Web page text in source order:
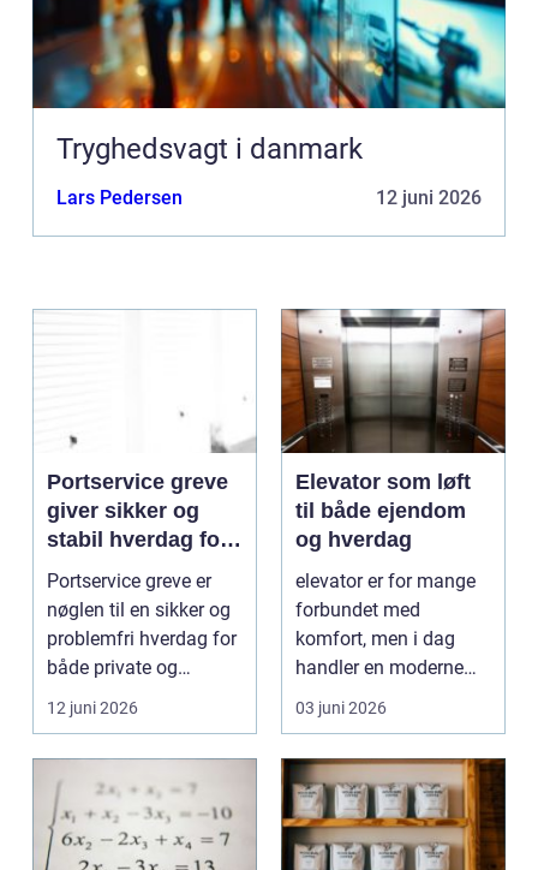
Tryghedsvagt i danmark
Lars Pedersen 12 juni 2026
Portservice greve
giver sikker og
stabil hverdag for
porte
Portservice greve er
nøglen til en sikker og
problemfri hverdag for
både private og
virksomheder, de...
12 juni 2026
Elevator som løft
til både ejendom
og hverdag
elevator er for mange
forbundet med
komfort, men i dag
handler en moderne
elevator lige så meg...
03 juni 2026